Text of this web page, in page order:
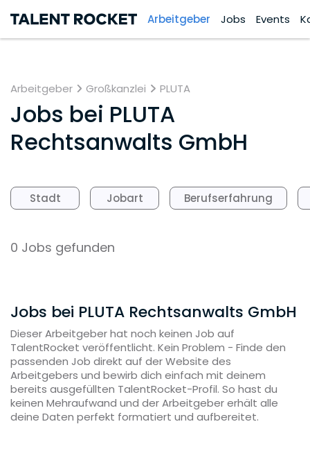
Arbeitgeber Jobs Events
Arbeitgeber Großkanzlei PLUTA
Jobs bei PLUTA
Rechtsanwalts GmbH
Stadt Jobart Berufserfahrung
0 Jobs gefunden
Jobs bei PLUTA Rechtsanwalts GmbH
Dieser Arbeitgeber hat noch keinen Job auf
TalentRocket veröffentlicht. Kein Problem - Finde den
passenden Job direkt auf der Website des
Arbeitgebers und bewirb dich einfach mit deinem
bereits ausgefüllten TalentRocket-Profil. So hast du
keinen Mehraufwand und der Arbeitgeber erhält alle
deine Daten perfekt formatiert und aufbereitet.